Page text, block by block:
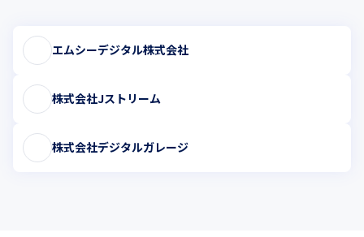
エムシーデジタル株式会社
株式会社Jストリーム
株式会社デジタルガレージ